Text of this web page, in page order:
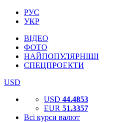
РУС
УКР
ВІДЕО
ФОТО
НАЙПОПУЛЯРНІШІ
СПЕЦПРОЕКТИ
USD
USD 44.4853
EUR 51.3357
Всі курси валют